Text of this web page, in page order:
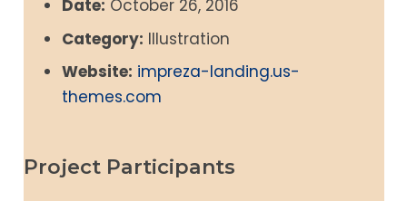
Date: October 26, 2016
Category: Illustration
Website: impreza-landing.us-
themes.com
Project Participants